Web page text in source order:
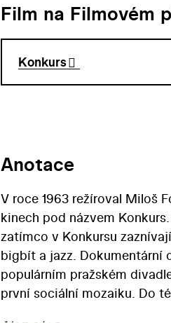
Film na Filmovém
Konkurs
Anotace
V roce 1963 režíroval Miloš
kinech pod názvem
zatímco v Konkursu
bigbít a jazz. Dokumentární
populárním pražském
první sociální mozaiku. Do